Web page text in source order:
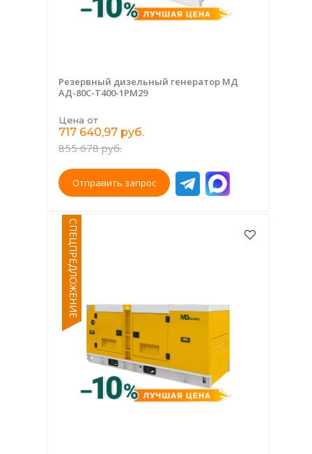
Резервный дизельный генератор МД
АД-80С-Т400-1РМ29
Цена от
717 640,97 руб.
855 678 руб.
Отправить запрос
СПЕЦПРЕДЛОЖЕНИЕ